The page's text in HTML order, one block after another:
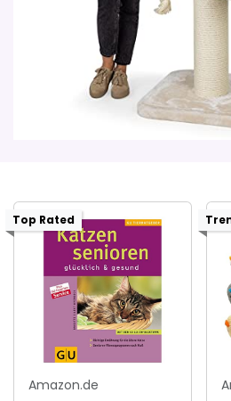
Top Rated
Amazon.de